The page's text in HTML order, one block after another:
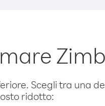
Scegli tra una
ridotto: